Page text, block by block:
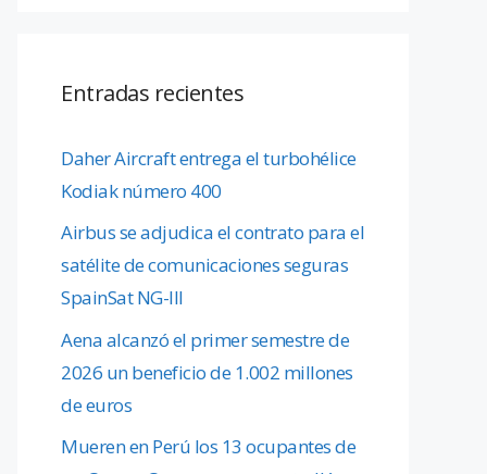
Entradas recientes
Daher Aircraft entrega el turbohélice
Kodiak número 400
Airbus se adjudica el contrato para el
satélite de comunicaciones seguras
SpainSat NG-III
Aena alcanzó el primer semestre de
2026 un beneficio de 1.002 millones
de euros
Mueren en Perú los 13 ocupantes de